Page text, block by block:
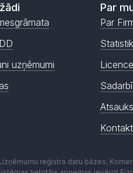
uzņēmumi
Par
Par
reģistra datu bāzes,